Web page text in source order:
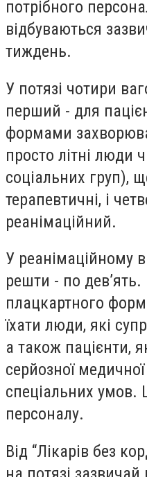
потрібного
відбуваються
тиждень.
У потязі чотири
перший - для
формами
просто літні люди
соціальних груп),
терапевтичні, і
реанімаційний.
У реанімаційному
решти - по
плацкартного
їхати люди, які
а також пацієнти,
серйозної
спеціальних умов.
персоналу.
Від “Лікарів без